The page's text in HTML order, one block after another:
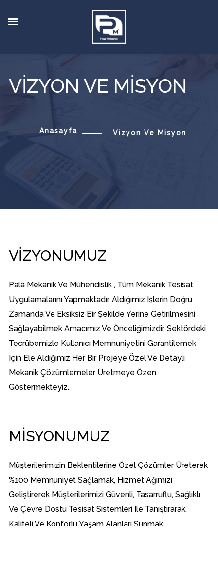
VIZYON VE MISYON
Anasayfa Vizyon Ve Misyon
VIZYONUMUZ
Pala Mekanik Ve Mühendislik , Tüm Mekanik Tesisat
Uygulamalarını Yapmaktadır. Aldığımız Işlerin Doğru
Zamanda Ve Eksiksiz Bir Şekilde Yerine Getirilmesini
Sağlayabilmek Amacımız Ve Önceliğimizdir. Sektördeki
Tecrübemizle Kullanıcı Memnuniyetini Garantilemek
Için Ele Aldığımız Her Bir Projeye Özel Ve Detaylı
Mekanik Çözümlemeler Üretmeye Özen
Göstermekteyiz.
MISYONUMUZ
Müşterilerimizin Beklentilerine Özel Çözümler Üreterek
%100 Memnuniyet Sağlamak, Hizmet Ağımızı
Geliştirerek Müşterilerimizi Güvenli, Tasarruflu, Sağlıklı
Ve Çevre Dostu Tesisat Sistemleri Ile Tanıştırarak,
Kaliteli Ve Konforlu Yaşam Alanları Sunmak.